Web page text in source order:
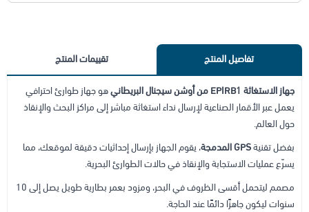
تفاصيل المنتج تقييمات المنتج
جهاز الاستغاثة EPIRB1 من أوشن سيجنال البريطاني
هو جهاز طوارئ احترافي
يعمل عبر الأقمار الصناعية لإرسال نداء استغاثة مباشر إلى مراكز البحث والإنقاذ
حول العالم.
بفضل تقنيةGPS المدمجة
، يقوم الجهاز بإرسال إحداثيات دقيقة لموقعك، مما
يسرّع عمليات الاستجابة والإنقاذ في حالات الطوارئ البحرية.
مصمم ليتحمل أقسى الظروف في البحر، ومزود بعمر بطارية طويل يصل إلى 10
سنوات ليكون جاهزًا دائمًا عند الحاجة.